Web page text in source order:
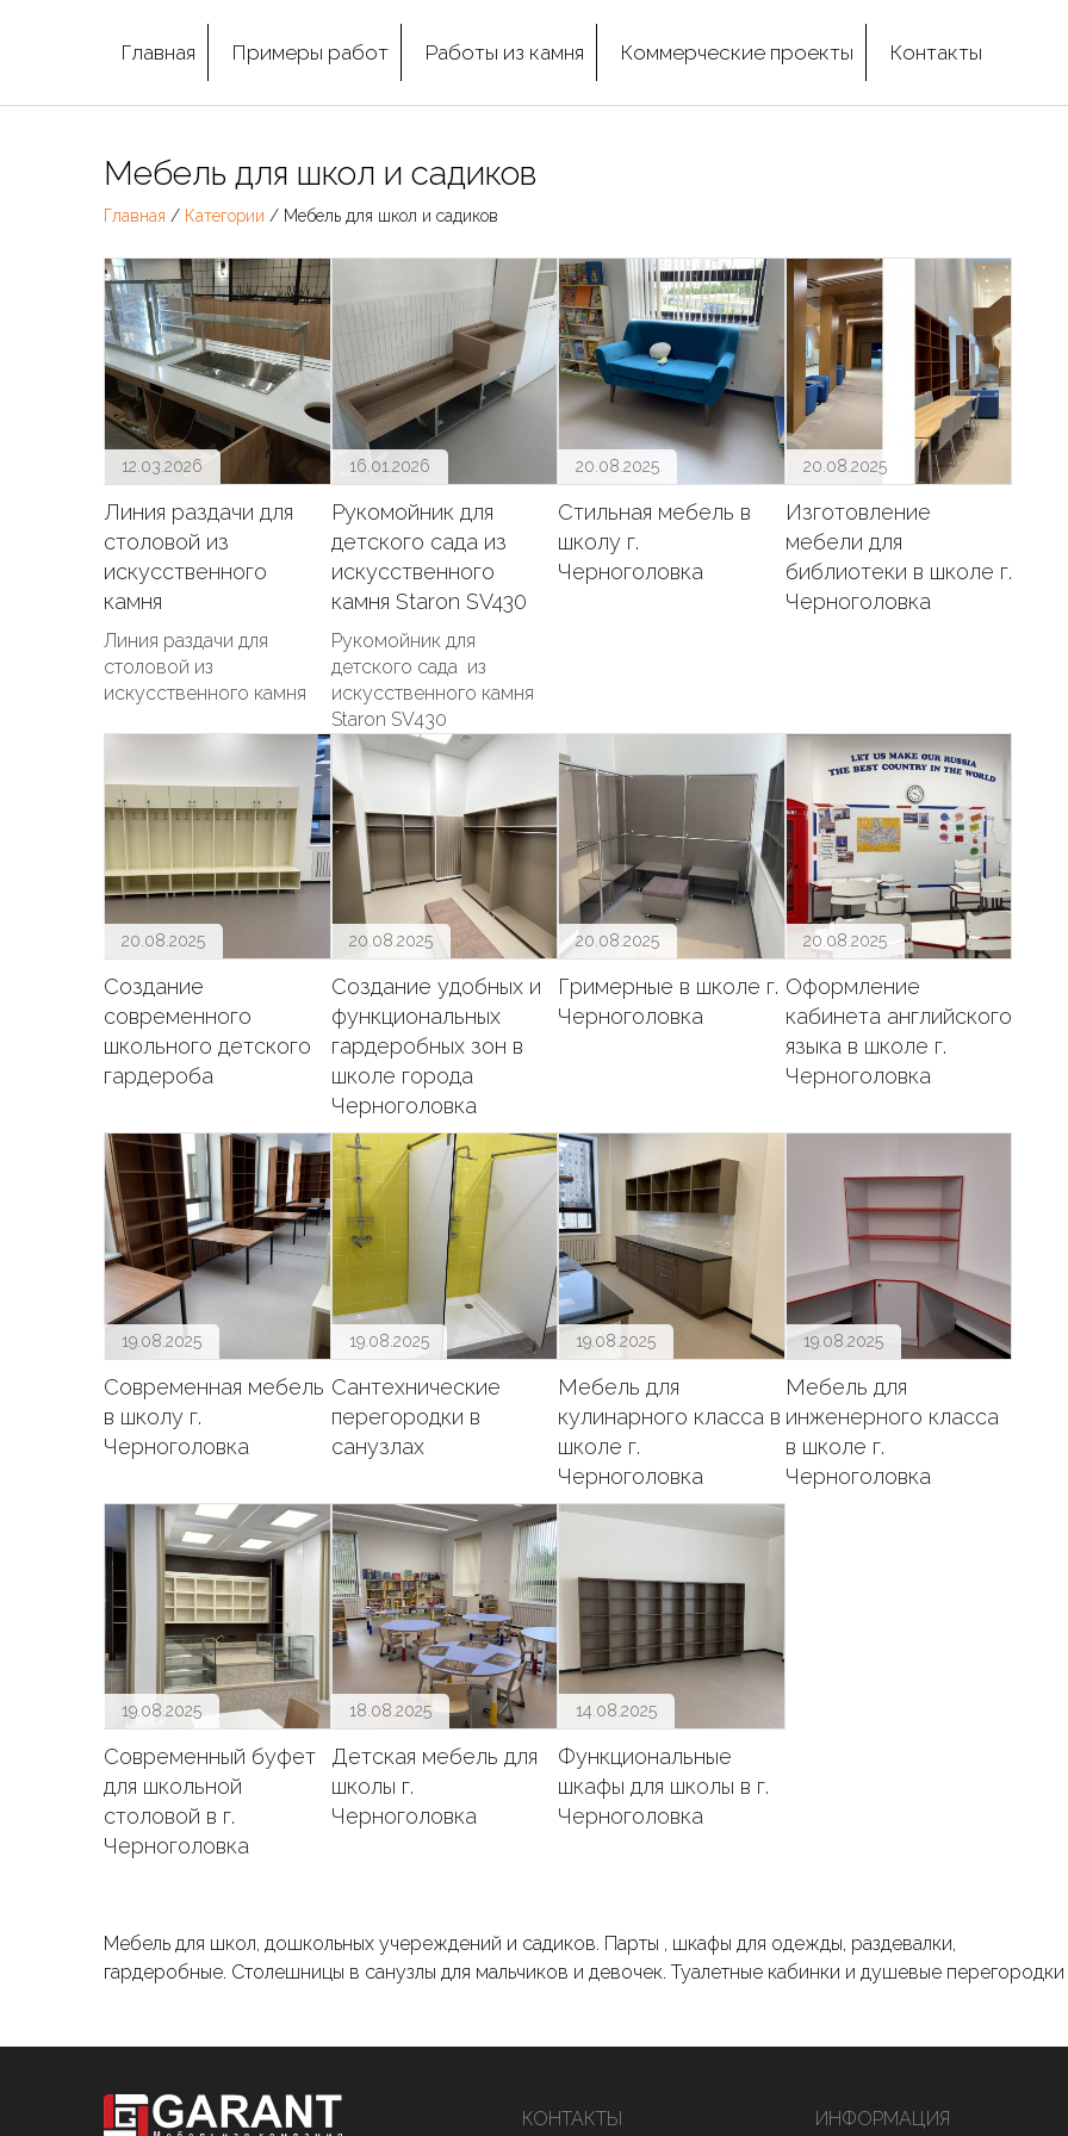
Главная Примеры работ Работы из камня Коммерческие проекты Контакты
Мебель для школ и садиков
Главная / Категории / Мебель для школ и садиков
12.03.2026
Линия раздачи для
столовой из
искусственного
камня
Линия раздачи для
столовой из
искусственного камня
16.01.2026
Рукомойник для
детского сада из
искусственного
камня Staron SV430
Рукомойник для
детского сада из
искусственного камня
Staron SV430
20.08.2025
Стильная мебель в
школу г.
Черноголовка
20.08.2025
Изготовление
мебели для
библиотеки в школе г.
Черноголовка
20.08.2025
Создание
современного
школьного детского
гардероба
20.08.2025
Создание удобных и
функциональных
гардеробных зон в
школе города
Черноголовка
20.08.2025
Гримерные в школе г.
Черноголовка
20.08.2025
Оформление
кабинета английского
языка в школе г.
Черноголовка
19.08.2025
Современная мебель
в школу г.
Черноголовка
19.08.2025
Сантехнические
перегородки в
санузлах
19.08.2025
Мебель для
кулинарного класса в
школе г.
Черноголовка
19.08.2025
Мебель для
инженерного класса
в школе г.
Черноголовка
19.08.2025
Современный буфет
для школьной
столовой в г.
Черноголовка
18.08.2025
Детская мебель для
школы г.
Черноголовка
14.08.2025
Функциональные
шкафы для школы в г.
Черноголовка
Мебель для школ, дошкольных учереждений и садиков. Парты , шкафы для одежды, раздевалки,
гардеробные. Столешницы в санузлы для мальчиков и девочек. Туалетные кабинки и душевые перегородки
КОНТАКТЫ ИНФОРМАЦИЯ